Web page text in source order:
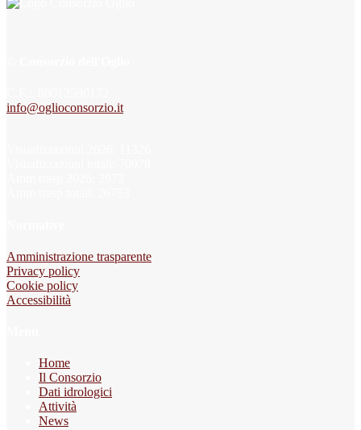
info@oglioconsorzio.it
Amministrazione trasparente
Privacy policy
Cookie policy
Accessibilità
Home
Il Consorzio
Dati idrologici
Attività
News